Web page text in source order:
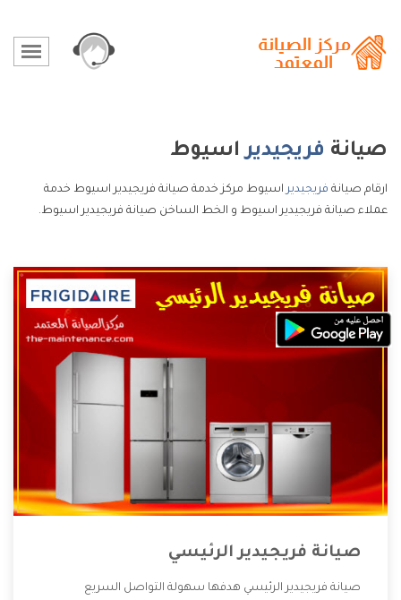
صيانة فريجيديراسيوط
ارقام صيانة فريجيدير اسيوط مركز خدمة صيانة فريجيدير اسيوط خدمة
عملاء صيانة فريجيدير اسيوط و الخط الساخن صيانة فريجيدير اسيوط.
صيانة فريجيدير الرئيسي
صيانة فريجيدير الرئيسي هدفها سهولة التواصل السريع